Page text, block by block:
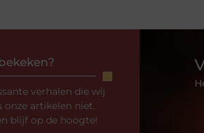
verhalen die wij
artikelen niet.
blijf op de hoogte!